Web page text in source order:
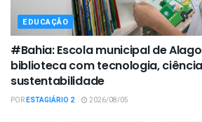
EDUCAÇÃO
#Bahia: Escola municipal de
biblioteca com tecnologia,
sustentabilidade
PORESTAGIÁRIO 2 2026/08/05